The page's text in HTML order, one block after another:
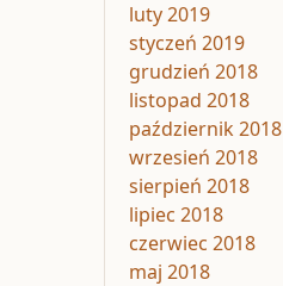
luty 2019
styczeń 2019
grudzień 2018
listopad 2018
październik 2018
wrzesień 2018
sierpień 2018
lipiec 2018
czerwiec 2018
maj 2018